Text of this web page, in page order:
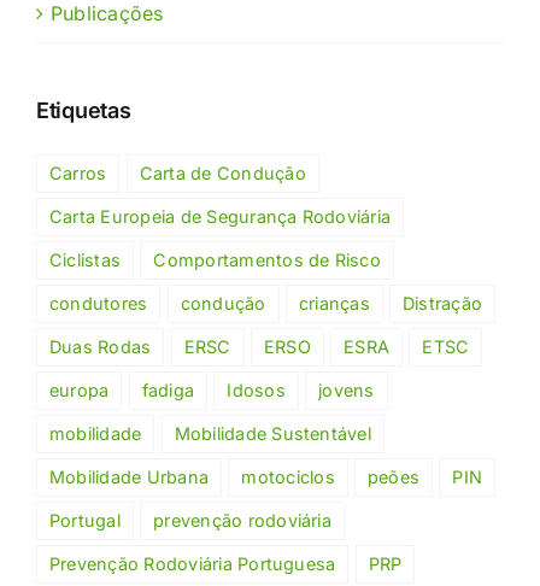
Publicações
Etiquetas
Carros Carta de Condução
Carta Europeia de Segurança Rodoviária
Ciclistas Comportamentos de Risco
condutores condução crianças Distração
Duas Rodas ERSC ERSO ESRA ETSC
europa fadiga Idosos jovens
mobilidade Mobilidade Sustentável
Mobilidade Urbana motociclos peões PIN
Portugal prevenção rodoviária
Prevenção Rodoviária Portuguesa PRP